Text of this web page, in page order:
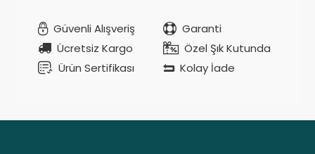
Güvenli Alışveriş
Garanti
Ücretsiz Kargo
Özel Şık Kutunda
Ürün Sertifikası
Kolay İade